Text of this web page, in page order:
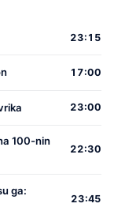
23:15
17:00
23:00
100-nin
22:30
ga:
23:45